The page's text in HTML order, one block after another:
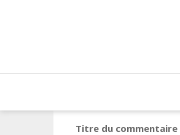
Votre
Titre du commentaire